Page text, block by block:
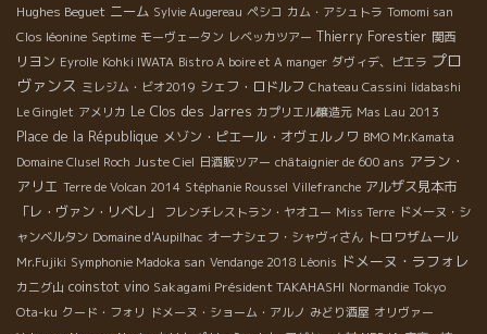
Hughes Beguet ニーム Sylvie Augereau ペシコ カム・アシュトラ Tomomi san
Clos léonine Septime モーヴェータン レベッカツアー Thierry Forestier 関西
リヨン Eyrolle Kohki IWATA Bistro A boire et A manger ダヴィデ、ピエラ プロ
ヴァンス ミレジム・ビオ2019 シェフ・ロドルフ Chateau Cassini Iidabashi
Le Ginglet アメリカ Le Clos des Jarres カプリエル醸造元 Mas Lau 2013
Place de la République メゾン・ピエール・オヴェルノワ BMO Mr.Kamata
Domaine Clusel Roch Juste Ciel 日酒販ツアー châtaignier de 600 ans アラン・
アリエ Terre de Volcan 2014 Stéphanie Roussel Villefranche アルザス見本市
「レ・ヴァン・リベレ」
フレンチレストラン・ヤオユー Miss Terre ドメーヌ・シ
ャンベルタン Domaine d'Aupilhac オーナシェフ・シャヴィさん トロワザムール
Mr.Fujiki Symphonie Madoka san Vendange 2018 Léonis ドメーヌ・ラフォレ
カニグ山 coinstot vino Sakagami Président TAKAHASHI Normandie Tokyo
Ota-ku クード・フォリ ドメーヌ・ショーム・アルノ みどり酒屋 オリヴァー